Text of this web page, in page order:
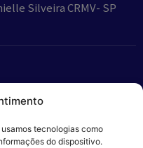
tecnologias como
do dispositivo.
Silveira CRMV- SP